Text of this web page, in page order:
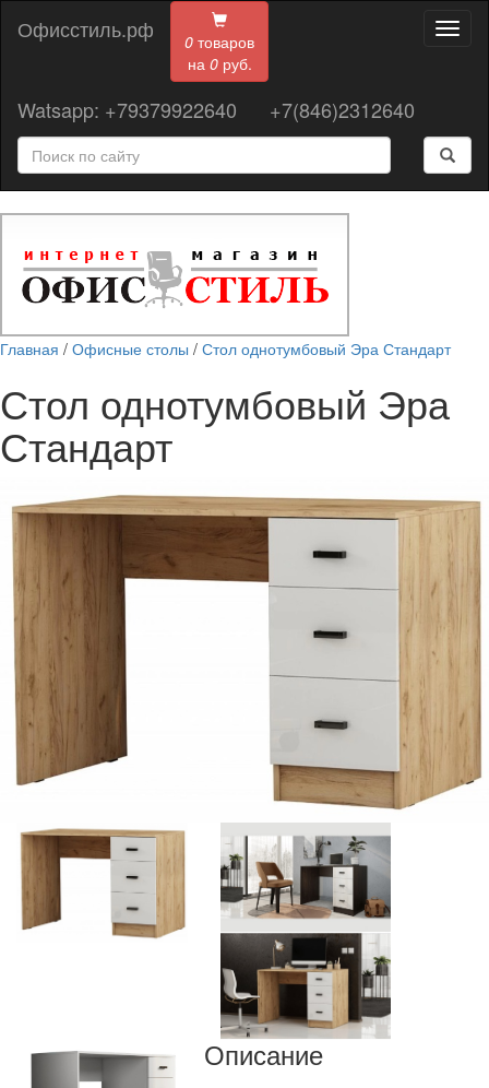
0 товаров
на 0руб.
Офисстиль.рф
Watsapp: +79379922640 +7(846)2312640
Главная / Офисные столы / Стол однотумбовый Эра Стандарт
Стол однотумбовый Эра
Стандарт
Описание